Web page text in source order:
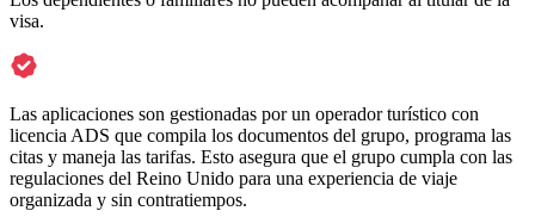
visa.
Las aplicaciones son gestionadas por un operador turístico con
licencia ADS que compila los documentos del grupo, programa las
citas y maneja las tarifas. Esto asegura que el grupo cumpla con las
regulaciones del Reino Unido para una experiencia de viaje
organizada y sin contratiempos.